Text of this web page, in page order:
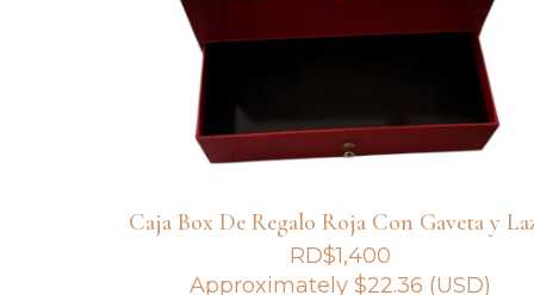
Caja Box De Regalo Roja Con Gaveta y
RD$1,400
Approximately $22.36 (USD)